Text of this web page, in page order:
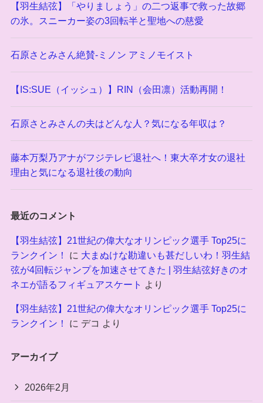
【羽生結弦】「やりましょう」の二つ返事で救った故郷
の氷。スニーカー姿の3回転半と聖地への慈愛
石原さとみさん絶賛-ミノン アミノモイスト
【IS:SUE（イッシュ）】RIN（会田凛）活動再開！
石原さとみさんの夫はどんな人？気になる年収は？
藤本万梨乃アナがフジテレビ退社へ！東大卒才女の退社
理由と気になる退社後の動向
最近のコメント
【羽生結弦】21世紀の偉大なオリンピック選手 Top25に
ランクイン！
に 大まぬけな勘違いも甚だしいわ！羽生結
弦が4回転ジャンプを加速させてきた | 羽生結弦好きのオ
ネエが語るフィギュアスケート より
【羽生結弦】21世紀の偉大なオリンピック選手 Top25に
ランクイン！
に デコ より
アーカイブ
2026年2月